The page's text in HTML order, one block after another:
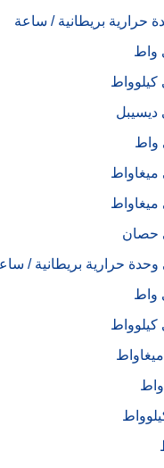
حرارية بريطانية / ساعة
حصان
حرارية بريطانية / ساعة